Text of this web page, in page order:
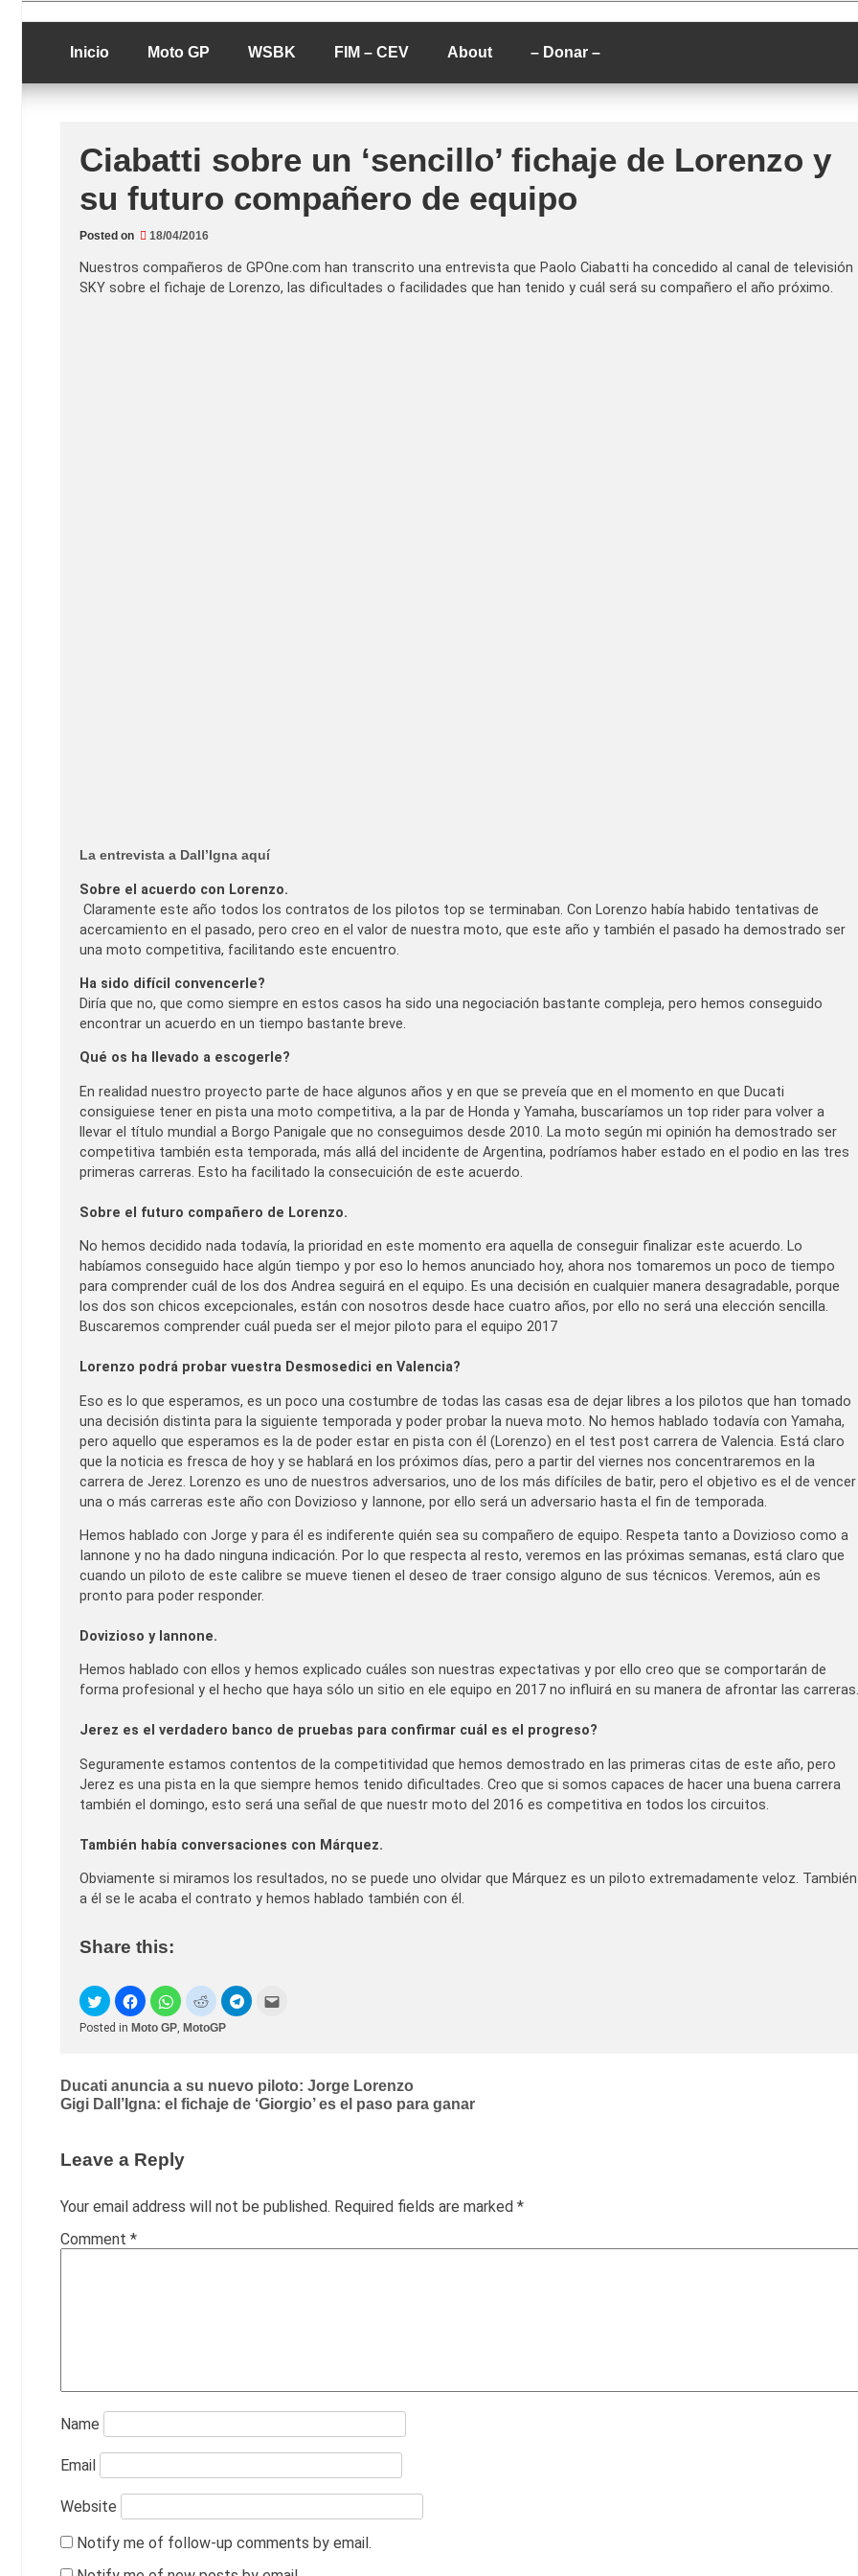
to
contentLucio Lopez GP
luciolopezgp
Inicio Moto GP WSBK FIM – CEV About – Donar –
Ciabatti sobre un ‘sencillo’ fichaje de Lorenzo y
su futuro compañero de equipo
Posted on 18/04/2016
Nuestros compañeros de GPOne.com han transcrito una entrevista que Paolo Ciabatti ha concedido al canal de televisión
SKY sobre el fichaje de Lorenzo, las dificultades o facilidades que han tenido y cuál será su compañero el año próximo.
La entrevista a Dall’Igna aquí
Sobre el acuerdo con Lorenzo.
Claramente este año todos los contratos de los pilotos top se terminaban. Con Lorenzo había habido tentativas de
acercamiento en el pasado, pero creo en el valor de nuestra moto, que este año y también el pasado ha demostrado ser
una moto competitiva, facilitando este encuentro.
Ha sido difícil convencerle?
Diría que no, que como siempre en estos casos ha sido una negociación bastante compleja, pero hemos conseguido
encontrar un acuerdo en un tiempo bastante breve.
Qué os ha llevado a escogerle?
En realidad nuestro proyecto parte de hace algunos años y en que se preveía que en el momento en que Ducati
consiguiese tener en pista una moto competitiva, a la par de Honda y Yamaha, buscaríamos un top rider para volver a
llevar el título mundial a Borgo Panigale que no conseguimos desde 2010. La moto según mi opinión ha demostrado ser
competitiva también esta temporada, más allá del incidente de Argentina, podríamos haber estado en el podio en las tres
primeras carreras. Esto ha facilitado la consecuición de este acuerdo.
Sobre el futuro compañero de Lorenzo.
No hemos decidido nada todavía, la prioridad en este momento era aquella de conseguir finalizar este acuerdo. Lo
habíamos conseguido hace algún tiempo y por eso lo hemos anunciado hoy, ahora nos tomaremos un poco de tiempo
para comprender cuál de los dos Andrea seguirá en el equipo. Es una decisión en cualquier manera desagradable, porque
los dos son chicos excepcionales, están con nosotros desde hace cuatro años, por ello no será una elección sencilla.
Buscaremos comprender cuál pueda ser el mejor piloto para el equipo 2017
Lorenzo podrá probar vuestra Desmosedici en Valencia?
Eso es lo que esperamos, es un poco una costumbre de todas las casas esa de dejar libres a los pilotos que han tomado
una decisión distinta para la siguiente temporada y poder probar la nueva moto. No hemos hablado todavía con Yamaha,
pero aquello que esperamos es la de poder estar en pista con él (Lorenzo) en el test post carrera de Valencia. Está claro
que la noticia es fresca de hoy y se hablará en los próximos días, pero a partir del viernes nos concentraremos en la
carrera de Jerez. Lorenzo es uno de nuestros adversarios, uno de los más difíciles de batir, pero el objetivo es el de vencer
una o más carreras este año con Dovizioso y Iannone, por ello será un adversario hasta el fin de temporada.
Hemos hablado con Jorge y para él es indiferente quién sea su compañero de equipo. Respeta tanto a Dovizioso como a
Iannone y no ha dado ninguna indicación. Por lo que respecta al resto, veremos en las próximas semanas, está claro que
cuando un piloto de este calibre se mueve tienen el deseo de traer consigo alguno de sus técnicos. Veremos, aún es
pronto para poder responder.
Dovizioso y Iannone.
Hemos hablado con ellos y hemos explicado cuáles son nuestras expectativas y por ello creo que se comportarán de
forma profesional y el hecho que haya sólo un sitio en ele equipo en 2017 no influirá en su manera de afrontar las carreras.
Jerez es el verdadero banco de pruebas para confirmar cuál es el progreso?
Seguramente estamos contentos de la competitividad que hemos demostrado en las primeras citas de este año, pero
Jerez es una pista en la que siempre hemos tenido dificultades. Creo que si somos capaces de hacer una buena carrera
también el domingo, esto será una señal de que nuestr moto del 2016 es competitiva en todos los circuitos.
También había conversaciones con Márquez.
Obviamente si miramos los resultados, no se puede uno olvidar que Márquez es un piloto extremadamente veloz. También
a él se le acaba el contrato y hemos hablado también con él.
Share this:
Posted in Moto GP MotoGP
Post
navigation
Ducati anuncia a su nuevo piloto: Jorge Lorenzo
Gigi Dall’Igna: el fichaje de ‘Giorgio’ es el paso para ganar
Leave a Reply
Your email address will not be published. Required fields are marked *
Comment *
Name
Email
Website
Notify me of follow-up comments by email.